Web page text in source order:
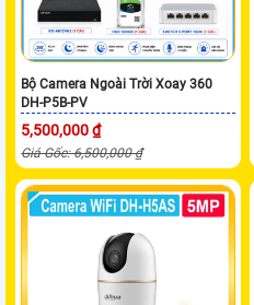
Bộ Camera Ngoài Trời Xoay 360
DH-P5B-PV
5,500,000 ₫
Giá Gốc: 6,500,000 ₫